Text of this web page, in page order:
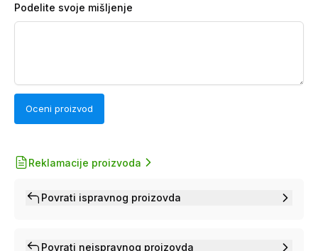
Podelite svoje mišljenje
Oceni proizvod
Reklamacije proizvoda
Povrati ispravnog proizovda
Povrati neispravnog proizovda